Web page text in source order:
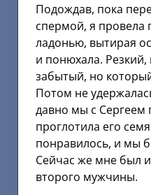
Подождав, пока
спермой, я
ладонью, вытирая
и понюхала.
забытый, но
Потом не
давно мы с Сергеем
проглотила его
понравилось, и мы
Сейчас же мне был
второго мужчины.